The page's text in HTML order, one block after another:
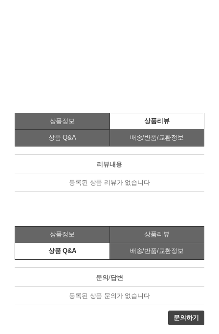
상품정보 상품리뷰
상품 Q&A 배송/반품/교환정보
리뷰내용
등록된 상품 리뷰가 없습니다
상품정보 상품리뷰
상품 Q&A 배송/반품/교환정보
문의/답변
등록된 상품 문의가 없습니다
문의하기